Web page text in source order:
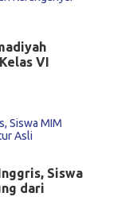
VI
Siswa
dari